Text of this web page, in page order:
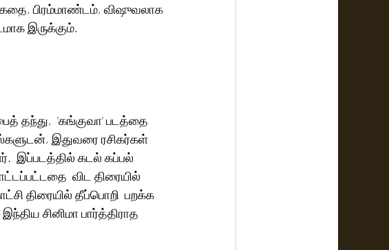
பிரம்மாண்டம், விஷுவலாக
இருக்கும்.
தந்து,  ‘கங்குவா’ படத்தை
இதுவரை ரசிகர்கள்
இப்படத்தில் கடல் கப்பல்
விட திரையில்
திரையில் தீப்பொறி  பறக்க
சினிமா பார்த்திராத